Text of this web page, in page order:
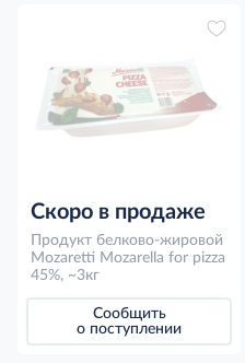
Скоро в продаже
Продукт белково-жировой
Mozaretti Mozarella for pizza
45%, ~3кг
Сообщить
о поступлении